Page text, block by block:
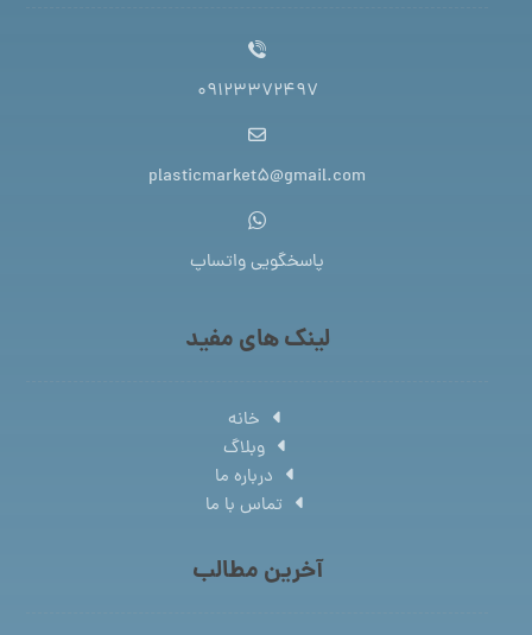
09123372497
plasticmarket5@gmail.com
پاسخگویی واتساپ
لینک های مفید
خانه
وبلاگ
درباره ما
تماس با ما
آخرین مطالب